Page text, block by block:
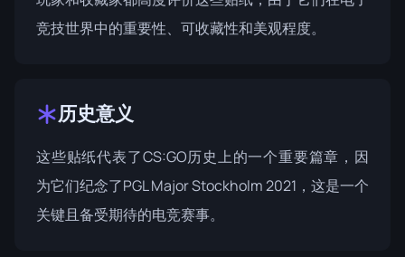
竞技世界中的重要性、可收藏性和美观程度。
历史意义
这些贴纸代表了CS:GO历史上的一个重要篇章，因
为它们纪念了PGL Major Stockholm 2021，这是一个
关键且备受期待的电竞赛事。